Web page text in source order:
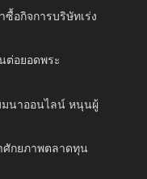
ซื้อกิจการบริษัทเร่ง
อยอดพระ
มนาออนไลน์ หนุนผู้
ศักยภาพตลาดทุน